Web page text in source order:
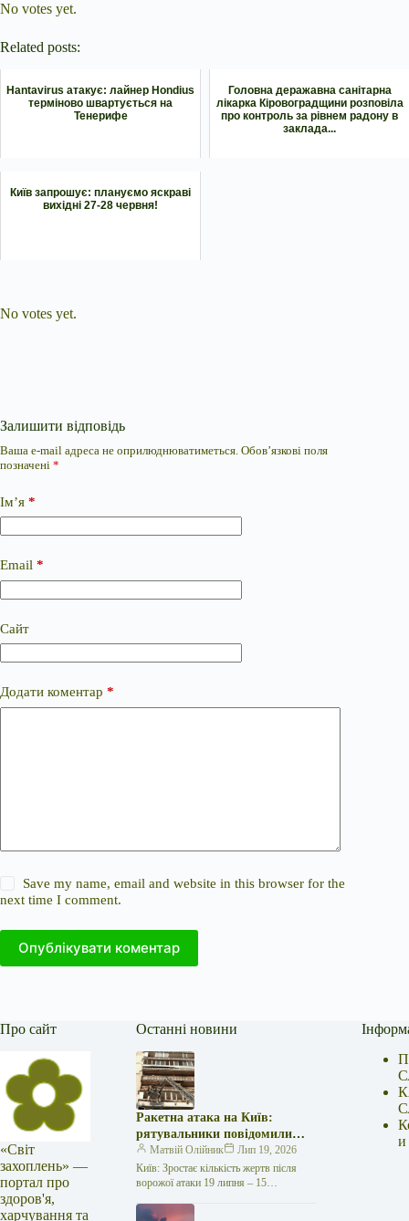
No votes yet.
Related posts:
Hantavirus атакує: лайнер Hondius
терміново швартується на
Тенерифе
Головна деражавна санітарна
лікарка Кіровоградщини розповіла
про контроль за рівнем радону в
заклада...
Київ запрошує: плануємо яскраві
вихідні 27-28 червня!
No votes yet.
Залишити відповідь
Ваша e-mail адреса не оприлюднюватиметься. Обов’язкові поля
позначені *
Ім’я *
Email *
Сайт
Додати коментар *
Save my name, email and website in this browser for the
next time I comment.
Опублікувати коментар
Про сайт
«Світ
захоплень» —
портал про
здоров'я,
харчування та
Останні новини
Ракетна атака на Київ:
рятувальники повідомили
про 15 поранених
Матвій Олійник
Лип 19, 2026
Київ: Зростає кількість жертв після
ворожої атаки 19 липня – 15
російської агресії, що сталася у
и